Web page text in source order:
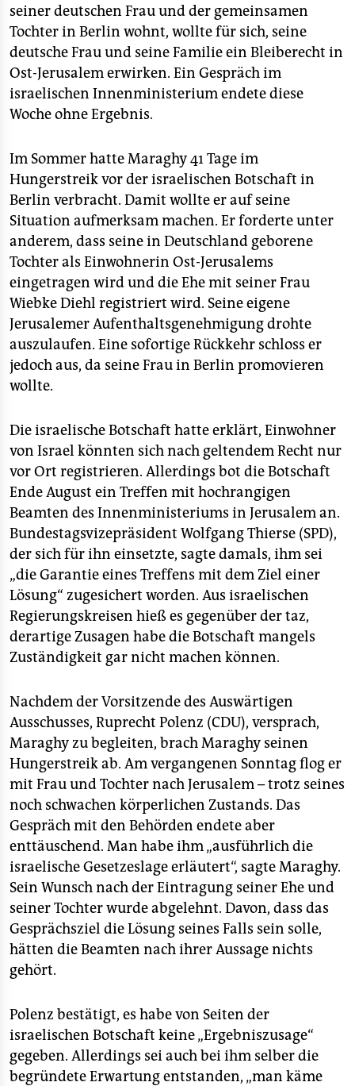
unterstützen
abo
genossenschaft
epaper login
seiner deutschen Frau und der gemeinsamen
Tochter in Berlin wohnt, wollte für sich, seine
deutsche Frau und seine Familie ein Bleiberecht in
Ost-Jerusalem erwirken. Ein Gespräch im
israelischen Innenministerium endete diese
Woche ohne Ergebnis.
Im Sommer hatte Maraghy 41 Tage im
Hungerstreik vor der israelischen Botschaft in
Berlin verbracht. Damit wollte er auf seine
Situation aufmerksam machen. Er forderte unter
anderem, dass seine in Deutschland geborene
Tochter als Einwohnerin Ost-Jerusalems
eingetragen wird und die Ehe mit seiner Frau
Wiebke Diehl registriert wird. Seine eigene
Jerusalemer Aufenthaltsgenehmigung drohte
auszulaufen. Eine sofortige Rückkehr schloss er
jedoch aus, da seine Frau in Berlin promovieren
wollte.
Die israelische Botschaft hatte erklärt, Einwohner
von Israel könnten sich nach geltendem Recht nur
vor Ort registrieren. Allerdings bot die Botschaft
Ende August ein Treffen mit hochrangigen
Beamten des Innenministeriums in Jerusalem an.
Bundestagsvizepräsident Wolfgang Thierse (SPD),
der sich für ihn einsetzte, sagte damals, ihm sei
„die Garantie eines Treffens mit dem Ziel einer
Lösung“ zugesichert worden. Aus israelischen
Regierungskreisen hieß es gegenüber der taz,
derartige Zusagen habe die Botschaft mangels
Zuständigkeit gar nicht machen können.
Nachdem der Vorsitzende des Auswärtigen
Ausschusses, Ruprecht Polenz (CDU), versprach,
Maraghy zu begleiten, brach Maraghy seinen
Hungerstreik ab. Am vergangenen Sonntag flog er
mit Frau und Tochter nach Jerusalem – trotz seines
noch schwachen körperlichen Zustands. Das
Gespräch mit den Behörden endete aber
enttäuschend. Man habe ihm „ausführlich die
israelische Gesetzeslage erläutert“, sagte Maraghy.
Sein Wunsch nach der Eintragung seiner Ehe und
seiner Tochter wurde abgelehnt. Davon, dass das
Gesprächsziel die Lösung seines Falls sein solle,
hätten die Beamten nach ihrer Aussage nichts
gehört.
Polenz bestätigt, es habe von Seiten der
israelischen Botschaft keine „Ergebniszusage“
gegeben. Allerdings sei auch bei ihm selber die
begründete Erwartung entstanden, „man käme